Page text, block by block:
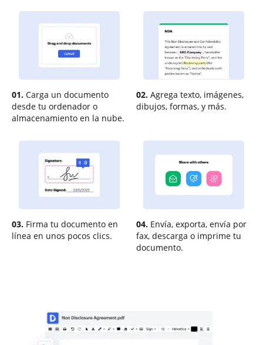
01. Carga un documento
desde tu ordenador o
almacenamiento en la nube.
02. Agrega texto, imágenes,
dibujos, formas, y más.
03. Firma tu documento en
línea en unos pocos clics.
04. Envía, exporta, envía por
fax, descarga o imprime tu
documento.